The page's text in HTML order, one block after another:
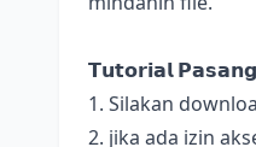
𝗧𝘂𝘁𝗼𝗿𝗶𝗮𝗹
1. Silakan
2. jika ada izin